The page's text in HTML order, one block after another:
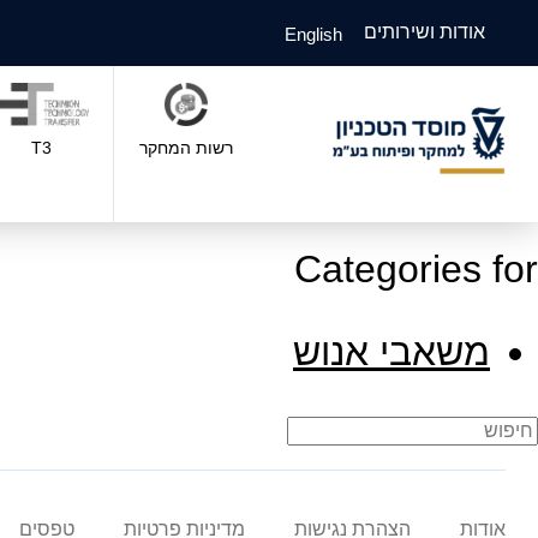
אודות ושירותים English
רשות המחקר T3
Categories for
משאבי אנוש
אודות הצהרת נגישות מדיניות פרטיות טפסים